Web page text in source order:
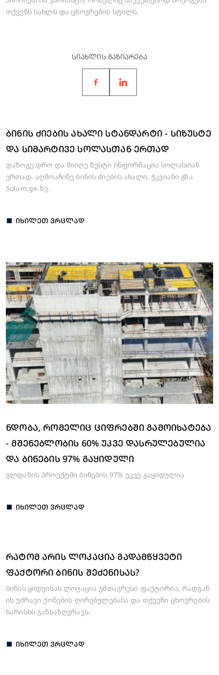
თქვენს სახლს და ცხოვრების სტილს.
ᲡᲘᲐᲮᲚᲘᲡ ᲒᲐᲖᲘᲐᲠᲔᲑᲐ
ᲑᲘᲜᲘᲡ ᲫᲘᲔᲑᲘᲡ ᲐᲮᲐᲚᲘ ᲡᲢᲐᲜᲓᲐᲠᲢᲘ - ᲡᲘᲖᲣᲡᲢᲔ
ᲓᲐ ᲡᲘᲛᲐᲠᲢᲘᲕᲔ ᲡᲝᲚᲐᲡᲗᲐᲜ ᲔᲠᲗᲐᲓ
დაზოგე დრო და მიიღე ზუსტი ინფორმაცია სოლასთან
ერთად. აღმოაჩინე ბინის ძიების ახალი, ჭკვიანი გზა
Solum.ge-ზე.
ᲘᲮᲘᲚᲔᲗ ᲕᲠᲪᲚᲐᲓ
ᲜᲓᲝᲑᲐ, ᲠᲝᲛᲔᲚᲘᲪ ᲪᲘᲤᲠᲔᲑᲨᲘ ᲒᲐᲛᲝᲘᲮᲐᲢᲔᲑᲐ
- ᲛᲨᲔᲜᲔᲑᲚᲝᲑᲘᲡ 60% ᲣᲙᲕᲔ ᲓᲐᲡᲠᲣᲚᲔᲑᲣᲚᲘᲐ
ᲓᲐ ᲑᲘᲜᲔᲑᲘᲡ 97% ᲒᲐᲧᲘᲓᲣᲚᲘ
გლდანის პროექტში ბინების 97% უკვე გაყიდულია
ᲘᲮᲘᲚᲔᲗ ᲕᲠᲪᲚᲐᲓ
ᲠᲐᲢᲝᲛ ᲐᲠᲘᲡ ᲚᲝᲙᲐᲪᲘᲐ ᲒᲐᲓᲐᲛᲬᲧᲕᲔᲢᲘ
ᲤᲐᲥᲢᲝᲠᲘ ᲑᲘᲜᲘᲡ ᲨᲔᲫᲔᲜᲘᲡᲐᲡ?
ბინის ყიდვისას ლოკაცია უმთავრესი ფაქტორია, რადგან
ის უძრავი ქონების ღირებულებასა და თქვენი ცხოვრების
ხარისხს განსაზღვრავს.
ᲘᲮᲘᲚᲔᲗ ᲕᲠᲪᲚᲐᲓ